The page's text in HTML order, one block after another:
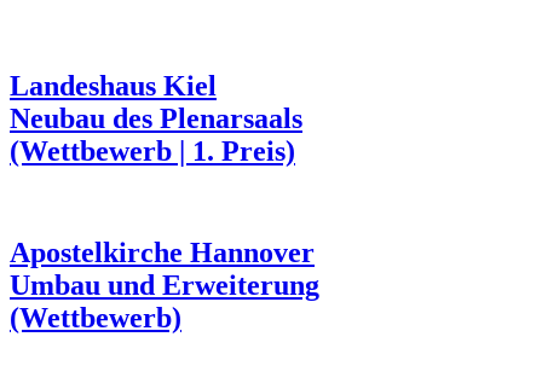
Landeshaus Kiel
Neubau des Plenarsaals
(Wettbewerb | 1. Preis)
Apostelkirche Hannover
Umbau und Erweiterung
(Wettbewerb)